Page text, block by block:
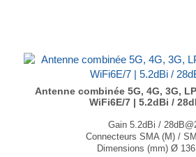
Prise en charge de la mise
Dimensions : 89.8 × 44 ×
Poids : 48g
...
Antenne combinée 5G, 4G, 3G,
WiFi6E/7 | 5.2dBi /
Gain 5.2dBi /
Connecteurs SMA (M) /
Dimensions (mm) Ø